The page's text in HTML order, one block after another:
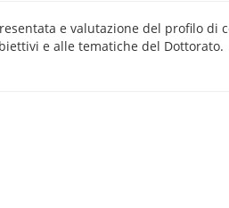
e valutazione del profilo di
e alle tematiche del Dottorato.